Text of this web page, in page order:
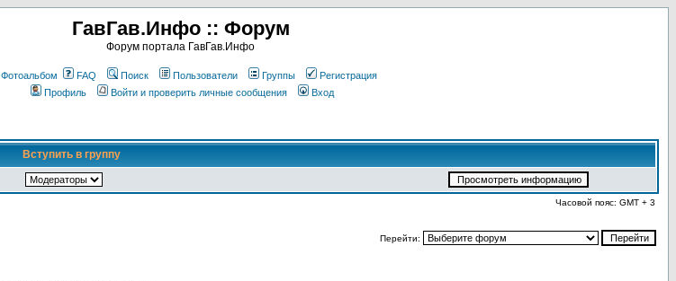
ГавГав.Инфо :: Форум
Форум портала ГавГав.Инфо
Фотоальбом FAQ Поиск Пользователи Группы
Регистрация
Профиль
Войти и проверить личные сообщения Вход
Вступить в группу
Часовой пояс: GMT + 3
Перейти: